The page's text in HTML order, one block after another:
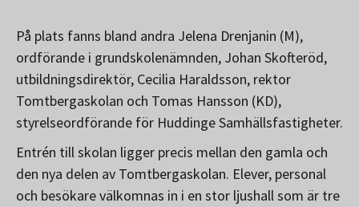
På plats fanns bland andra Jelena Drenjanin (M),
ordförande i grundskolenämnden, Johan Skofteröd,
utbildningsdirektör, Cecilia Haraldsson, rektor
Tomtbergaskolan och Tomas Hansson (KD),
styrelseordförande för Huddinge Samhällsfastigheter.
Entrén till skolan ligger precis mellan den gamla och
den nya delen av Tomtbergaskolan. Elever, personal
och besökare välkomnas in i en stor ljushall som är tre